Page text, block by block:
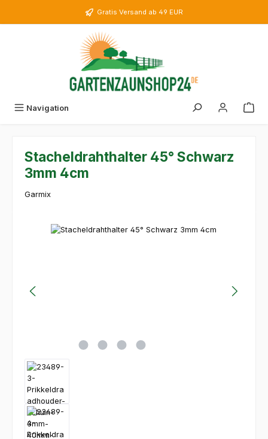
Zum Hauptinhalt springenGratis Versand ab 49 EUR
Navigation
Stacheldrahthalter 45° Schwarz
3mm 4cm
Garmix
Bildergalerie überspringen